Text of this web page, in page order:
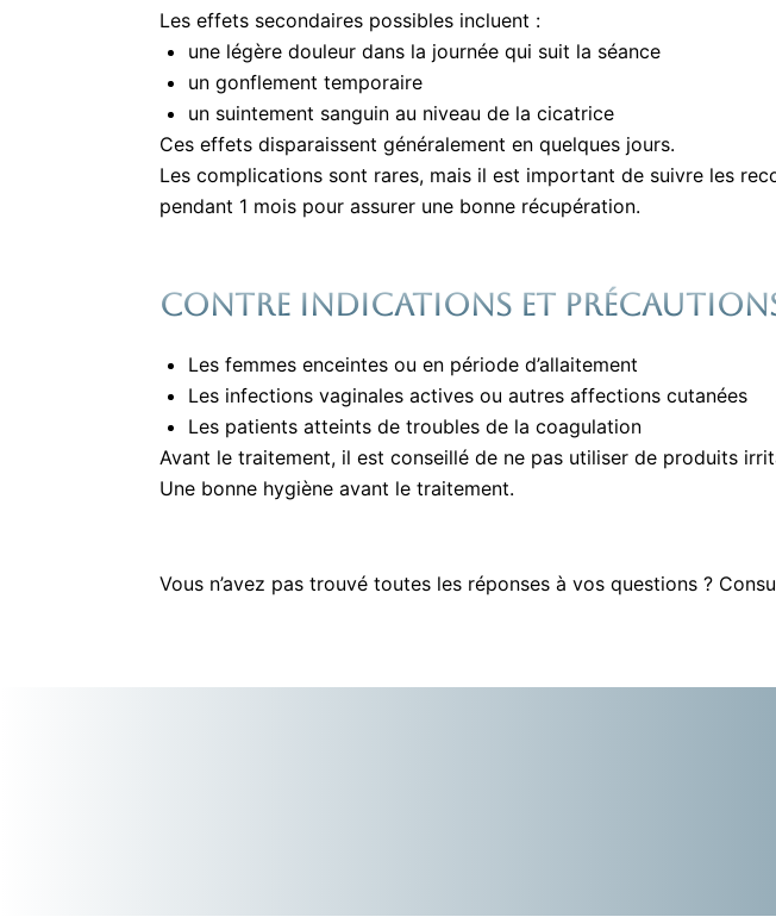
Les effets secondaires possibles incluent :
une légère douleur dans la journée qui suit la séance
un gonflement temporaire
un suintement sanguin au niveau de la cicatrice
Ces effets disparaissent généralement en quelques jours.
Les complications sont rares, mais il est important de suivre les
pendant 1 mois pour assurer une bonne récupération.
Contre indications et
Les femmes enceintes ou en période d’allaitement
Les infections vaginales actives ou autres affections cutanées
Les patients atteints de troubles de la coagulation
Avant le traitement, il est conseillé de ne pas utiliser de produits
Une bonne hygiène avant le traitement.
Vous n’avez pas trouvé toutes les réponses à vos questions ?